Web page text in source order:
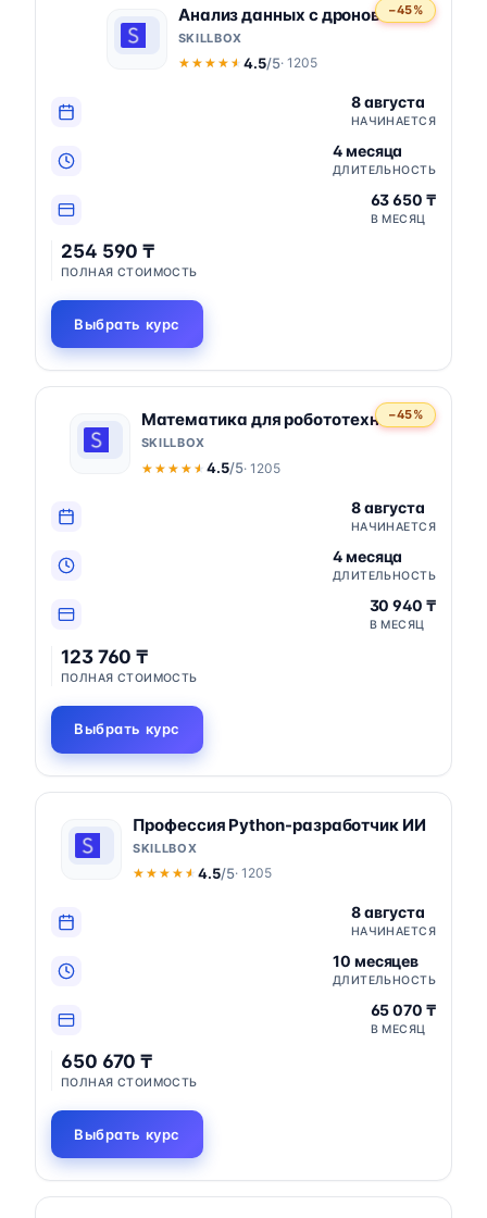
−45%
Анализ данных с дронов
SKILLBOX
★★★★★
★★★★★ 4.5/5· 1205
8 августа
НАЧИНАЕТСЯ
4 месяца
ДЛИТЕЛЬНОСТЬ
63 650 ₸
В МЕСЯЦ
254 590 ₸
ПОЛНАЯ СТОИМОСТЬ
Выбрать курс
−45%
Математика для робототехников
SKILLBOX
★★★★★
★★★★★ 4.5/5· 1205
8 августа
НАЧИНАЕТСЯ
4 месяца
ДЛИТЕЛЬНОСТЬ
30 940 ₸
В МЕСЯЦ
123 760 ₸
ПОЛНАЯ СТОИМОСТЬ
Выбрать курс
Профессия Python-разработчик ИИ
SKILLBOX
★★★★★
★★★★★4.5/5· 1205
8 августа
НАЧИНАЕТСЯ
10 месяцев
ДЛИТЕЛЬНОСТЬ
65 070 ₸
В МЕСЯЦ
650 670 ₸
ПОЛНАЯ СТОИМОСТЬ
Выбрать курс